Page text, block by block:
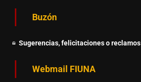
Buzón
Sugerencias, felicitaciones o reclamos
Webmail FIUNA